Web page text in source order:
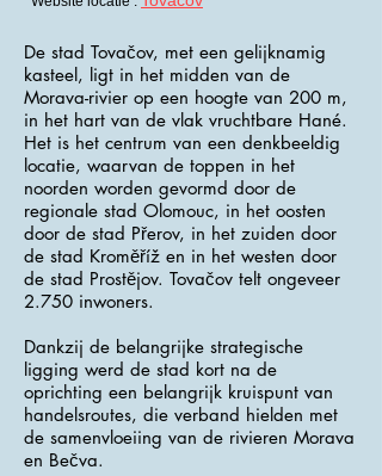
De stad Tovačov, met een gelijknamig
kasteel, ligt in het midden van de
Morava-rivier op een hoogte van 200 m,
in het hart van de vlak vruchtbare Hané.
Het is het centrum van een denkbeeldig
locatie, waarvan de toppen in het
noorden worden gevormd door de
regionale stad Olomouc, in het oosten
door de stad Přerov, in het zuiden door
de stad Kroměříž en in het westen door
de stad Prostějov. Tovačov telt ongeveer
2.750 inwoners.
Dankzij de belangrijke strategische
ligging werd de stad kort na de
oprichting een belangrijk kruispunt van
handelsroutes, die verband hielden met
de samenvloeiing van de rivieren Morava
en Bečva.